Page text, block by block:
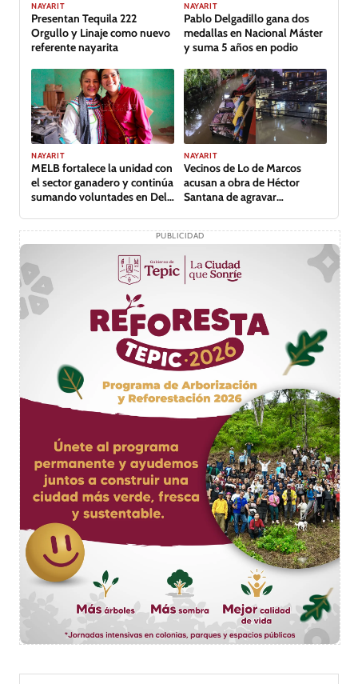
GALERÍA
NAYARIT
Presentan Tequila 222
Orgullo y Linaje como nuevo
referente nayarita
NAYARIT
Pablo Delgadillo gana dos
medallas en Nacional Máster
y suma 5 años en podio
NAYARIT
MELB fortalece la unidad con
el sector ganadero y continúa
sumando voluntades en Del
NAYARIT
Vecinos de Lo de Marcos
acusan a obra de Héctor
Santana de agravar
PUBLICIDAD